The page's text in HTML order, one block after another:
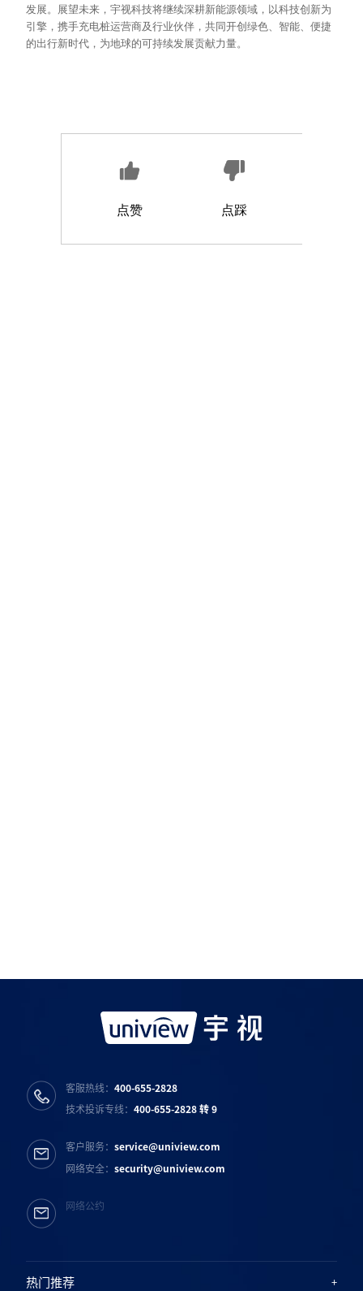
发展。展望未来，宇视科技将继续深耕新能源领域，以科技创新为
引擎，携手充电桩运营商及行业伙伴，共同开创绿色、智能、便捷
的出行新时代，为地球的可持续发展贡献力量。
热门推荐
客服热线：400-655-2828
技术投诉专线：400-655-2828 转 9
客户服务：service@uniview.com
网络安全：security@uniview.com
网络公约